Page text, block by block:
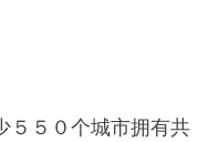
５０个城市拥有共